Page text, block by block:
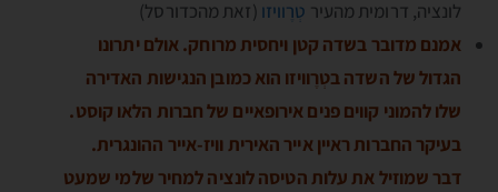
לונציה, דרומית מהעיר טְרֶוויזו (זאת מהכדורסל)
אמנם מדובר בשדה קטן ויחסית מרוחק. אולם יתרונו
הגדול של השדה בטְרֶוויזו הוא כמובן הנגישות האדירה
שלו להמוני קווים פנים אירופאיים של חברות הלאו קוסט.
בעיקר החברות ראיין אייר האירית וויז-אייר ההונגרית.
דבר שמוזיל את עלות הטיסה לונציה למחיר שלמי שמעט